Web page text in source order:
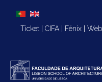
Escolha o seu idioma
Ticket CIFA Fénix